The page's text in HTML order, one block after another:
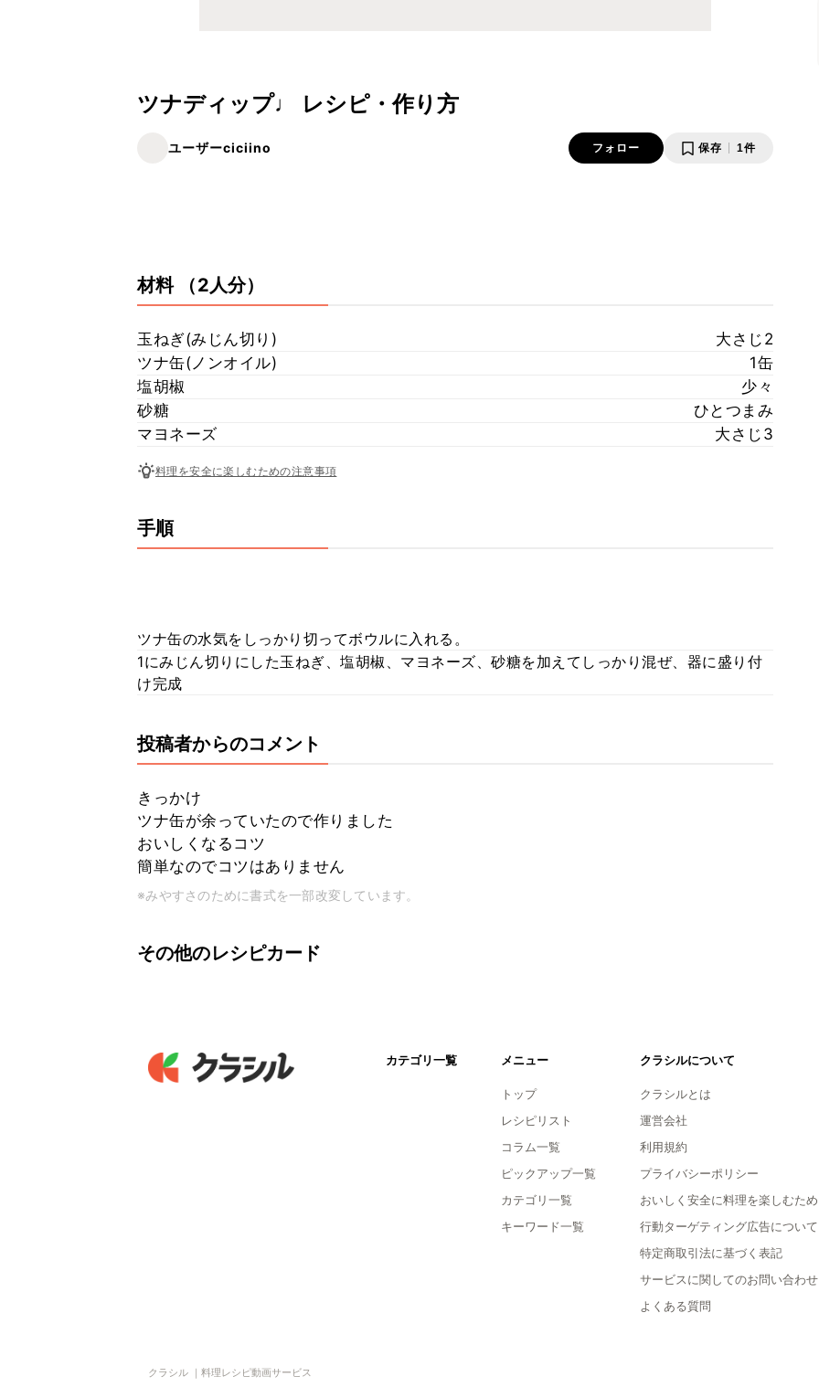
ツナディップ♩ レシピ・作り方
ユーザーciciino フォロー 保存 1件
材料 （2人分）
玉ねぎ(みじん切り)
大さじ2
ツナ缶(ノンオイル)
1缶
塩胡椒
少々
砂糖
ひとつまみ
マヨネーズ
大さじ3
料理を安全に楽しむための注意事項
手順
ツナ缶の水気をしっかり切ってボウルに入れる。
1にみじん切りにした玉ねぎ、塩胡椒、マヨネーズ、砂糖を加えてしっかり混ぜ、器に盛り付
け完成
投稿者からのコメント
きっかけ
ツナ缶が余っていたので作りました
おいしくなるコツ
簡単なのでコツはありません
※みやすさのために書式を一部改変しています。
その他のレシピカード
カテゴリ一覧 メニュー
トップ
レシピリスト
コラム一覧
ピックアップ一覧
カテゴリ一覧
キーワード一覧
クラシルについて
クラシルとは
運営会社
利用規約
プライバシーポリシー
おいしく安全に料理を楽しむため
行動ターゲティング広告について
特定商取引法に基づく表記
サービスに関してのお問い合わせ
よくある質問
クラシル ｜料理レシピ動画サービス